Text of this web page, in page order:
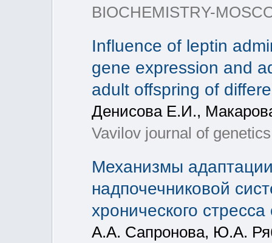
BIOCHEMISTRY-
Influence of leptin
gene expression and
adult offspring of
Денисова Е.И.,
Vavilov journal of
Механизмы
надпочечниковой
хронического
А.А. Сапронова, Ю.А.